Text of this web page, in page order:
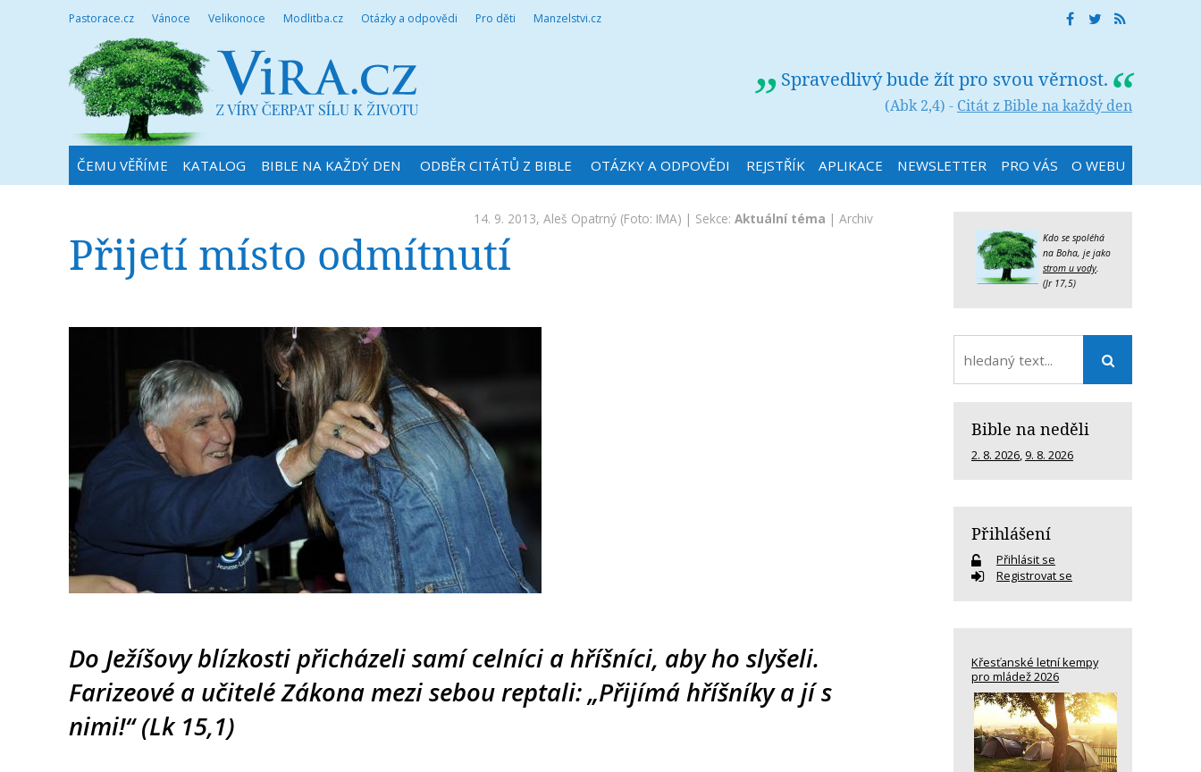
Pastorace.cz Vánoce Velikonoce Modlitba.cz Otázky a odpovědi Pro děti Manzelstvi.cz
Spravedlivý bude žít pro svou věrnost.
(Abk 2,4) - Citát z Bible na každý den
ČEMU VĚŘÍME KATALOG BIBLE NA KAŽDÝ DEN ODBĚR CITÁTŮ Z BIBLE OTÁZKY A ODPOVĚDI REJSTŘÍK APLIKACE NEWSLETTER PRO VÁS O WEBU
14. 9. 2013, Aleš Opatrný (Foto: IMA) | Sekce: Aktuální téma | Archiv
Přijetí místo odmítnutí
Do Ježíšovy blízkosti přicházeli samí celníci a hříšníci, aby ho slyšeli.
Farizeové a učitelé Zákona mezi sebou reptali: „Přijímá hříšníky a jí s
nimi!“ (Lk 15,1)
Kdo se spoléhá
na Boha, je jako
strom u vody.
(Jr 17,5)
Bible na neděli
2. 8. 2026, 9. 8. 2026
Přihlášení
Přihlásit se
Registrovat se
Křesťanské letní kempy
pro mládež 2026